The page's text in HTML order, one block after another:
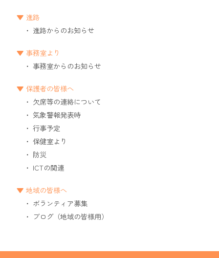
進路
進路からのお知らせ
事務室より
事務室からのお知らせ
保護者の皆様へ
欠席等の連絡について
気象警報発表時
行事予定
保健室より
防災
ICTの関連
地域の皆様へ
ボランティア募集
ブログ（地域の皆様用）